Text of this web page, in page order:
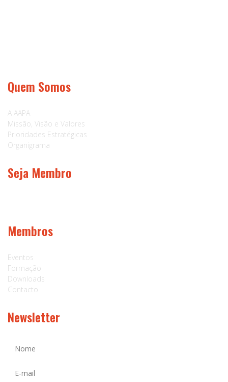
Quem Somos
A AAPA
Missão, Visão e Valores
Prioridades Estratégicas
Organigrama
Seja Membro
Membros
Eventos
Formação
Downloads
Contacto
Newsletter